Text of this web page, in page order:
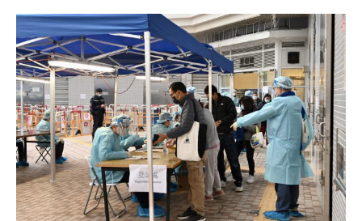
排
湾
村
碧
朗
楼
强
检
零
确
诊
政
府